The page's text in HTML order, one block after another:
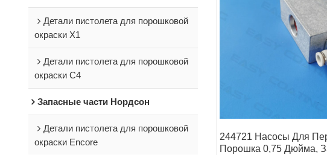
Детали пистолета для порошковой
окраски X1
Детали пистолета для порошковой
окраски C4
Запасные части Нордсон
Детали пистолета для порошковой
окраски Encore
244721 Насосы Для
Порошка 0,75 Дюйма,